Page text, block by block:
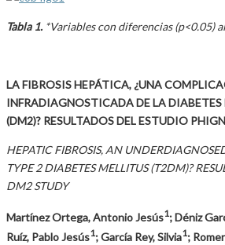
Tabla 1. *Variables con diferencias (p<0.05)
LA FIBROSIS HEPÁTICA, ¿UNA
INFRADIAGNOSTICADA DE LA
(DM2)? RESULTADOS DEL ESTUDIO
HEPATIC FIBROSIS, AN
TYPE 2 DIABETES MELLITUS (T2DM)?
DM2 STUDY
Martínez Ortega, Antonio Jesús1; Déniz
Ruíz, Pablo Jesús1; García Rey, Silvia1;